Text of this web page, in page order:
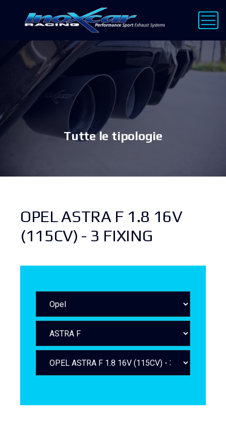
Tutte le tipologie
OPEL ASTRA F 1.8 16V
(115CV) - 3 FIXING